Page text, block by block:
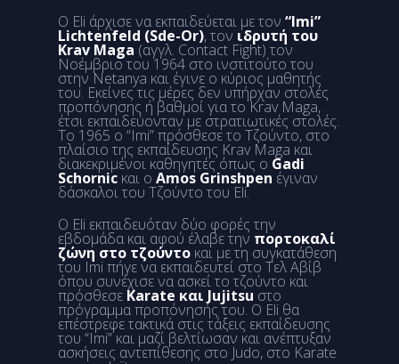
Ο Eli άρχισε να εκπαιδεύεται με τον “Imi”
Lichtenfeld (Sde-Or), τον ιδρυτή του
Krav Maga (αγγλ. Contact Fight) τον
Νοέμβριο του 1964 στο ινστιτούτο του
στην Netanya και έγινε ο κύριος μαθητής
του. Εκείνες τις μέρες δεν υπήρχαν στολές
προπόνησης ή βαθμοί για το Krav Maga,
έτσι εκπαιδεύονταν με στρατιωτικές στολές.
Το 1965 ο “Imi” πρόσθεσε το Τζούντο, στο
πλαίσιο της εκπαίδευσης Krav Maga και
διακεκριμένοι καθηγητές όπως ο Gadi
Schornic και ο Amos Grinshpen έγιναν
δάσκαλοι του Τζούντο του Eli.
Ο Eli εκπαιδευόταν δύο φορές την
εβδομάδα και αφού έλαβε την πορτοκαλί
ζώνη στο τζούντο και με τη συγκατάθεση
του Imi πήγε να εκπαιδευτεί στο Τελ Αβίβ
όπου συνέχισε να ασκεί το τζούντο και
πρόσθεσε Karate και Jujitsu στο
πρόγραμμα προπόνησής του. Ο Eli θα
επέστρεφε τακτικά στις τάξεις εκπαίδευσης
του “Imi” και μαζί βελτίωσαν και ανέπτυξαν
ασκήσεις αντεπίθεσης στο Judo, στο Karate